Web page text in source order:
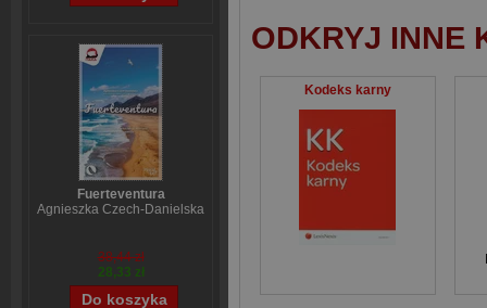
Fuerteventura
Agnieszka Czech-Danielska
38,44 zł
28,33 zł
ODKRYJ INNE
Kodeks karny